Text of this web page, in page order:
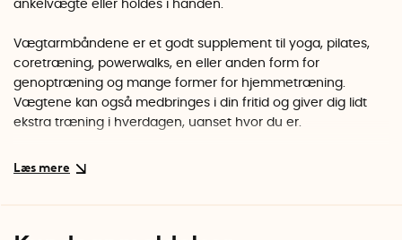
ankelvægte eller holdes i hånden.
Vægtarmbåndene er et godt supplement til yoga, pilates,
coretræning, powerwalks, en eller anden form for
genoptræning og mange former for hjemmetræning.
Vægtene kan også medbringes i din fritid og giver dig lidt
ekstra træning i hverdagen, uanset hvor du er.
At træne med håndledsvægte er med til at intensivere